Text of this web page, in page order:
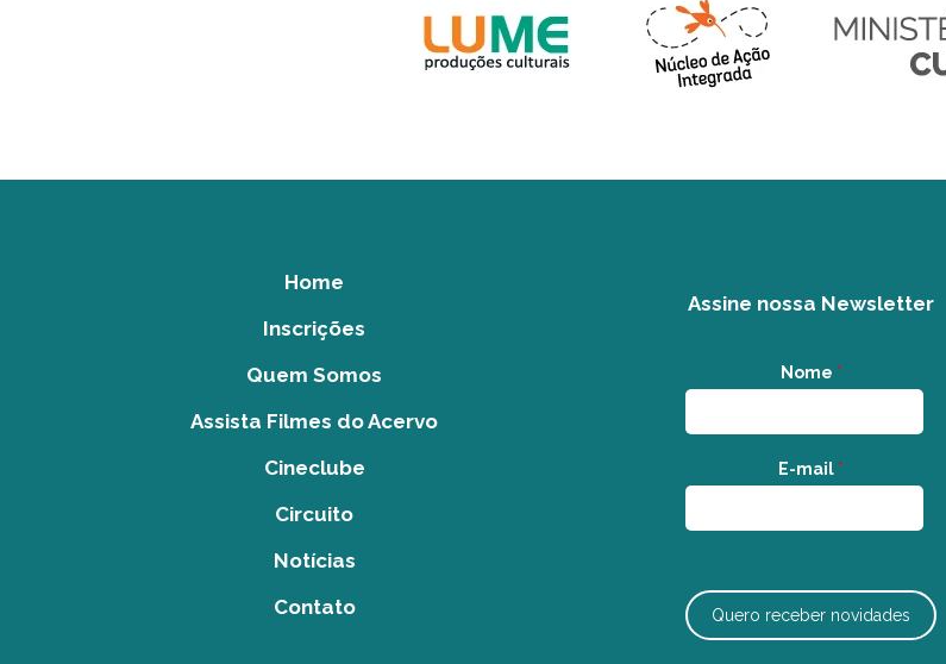
Home
Inscrições
Quem Somos
Assista Filmes do Acervo
Cineclube
Circuito
Notícias
Contato
Assine nossa Newsletter
Nome *
E-mail *
Quero receber novidades